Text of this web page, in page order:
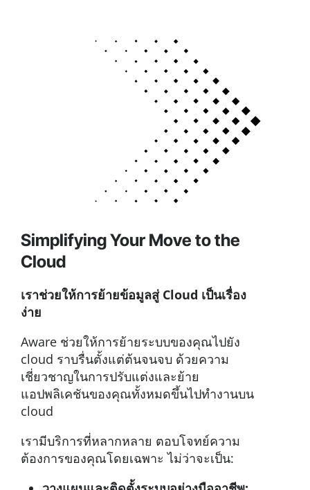
Simplifying Your Move to the
Cloud
เราช่วยให้การย้ายข้อมูลสู่ Cloud เป็นเรื่อง
ง่าย
Aware ช่วยให้การย้ายระบบของคุณไปยัง
cloud ราบรื่นตั้งแต่ต้นจนจบ ด้วยความ
เชี่ยวชาญในการปรับแต่งและย้าย
แอปพลิเคชันของคุณทั้งหมดขึ้นไปทำงานบน
cloud
เรามีบริการที่หลากหลาย ตอบโจทย์ความ
ต้องการของคุณโดยเฉพาะ ไม่ว่าจะเป็น: